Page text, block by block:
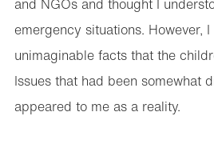
emergency situations. However,
unimaginable facts that the
Issues that had been somewhat
appeared to me as a reality.